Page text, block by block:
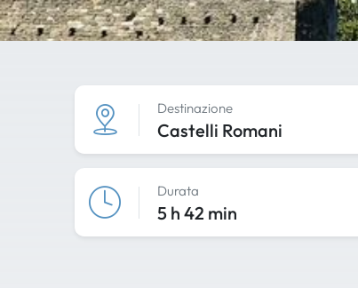
Destinazione
Castelli Romani
Durata
5 h 42 min